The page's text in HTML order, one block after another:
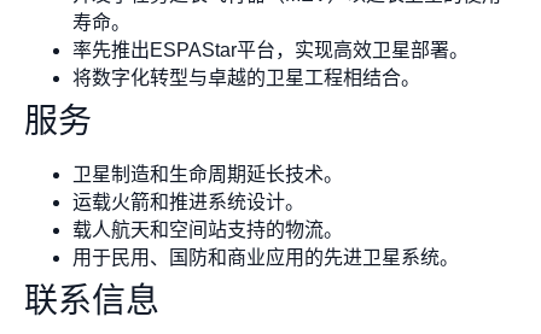
寿命。
率先推出ESPAStar平台，实现高效卫星部署。
将数字化转型与卓越的卫星工程相结合。
服务
卫星制造和生命周期延长技术。
运载火箭和推进系统设计。
载人航天和空间站支持的物流。
用于民用、国防和商业应用的先进卫星系统。
联系信息